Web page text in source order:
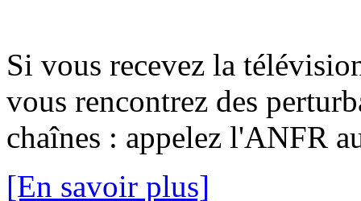
Si vous recevez la
vous rencontrez des
chaînes : appelez l'ANFR
[En savoir plus]